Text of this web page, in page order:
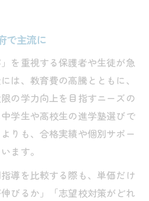
で主流に
を重視する保護者や生徒が急
は、教育費の高騰とともに、
の学力向上を目指すニーズの
学生や高校生の進学塾選びで
りも、合格実績や個別サポー
ます。
導を比較する際も、単価だけ
びるか」「志望校対策がどれ